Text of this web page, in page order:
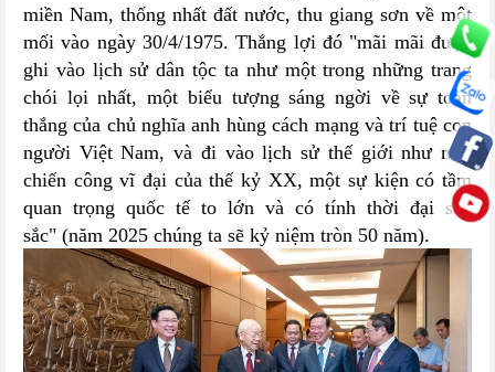
miền Nam, thống nhất đất nước, thu giang sơn về một
mối vào ngày 30/4/1975. Thắng lợi đó "mãi mãi được
ghi vào lịch sử dân tộc ta như một trong những trang
chói lọi nhất, một biểu tượng sáng ngời về sự toàn
thắng của chủ nghĩa anh hùng cách mạng và trí tuệ con
người Việt Nam, và đi vào lịch sử thế giới như một
chiến công vĩ đại của thế kỷ XX, một sự kiện có tầm
quan trọng quốc tế to lớn và có tính thời đại sâu
sắc" (năm 2025 chúng ta sẽ kỷ niệm tròn 50 năm).